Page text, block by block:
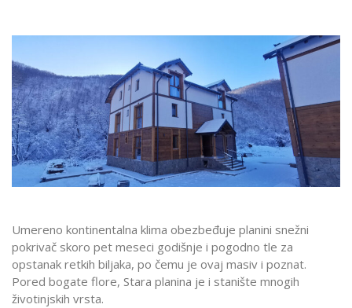
Umereno kontinentalna klima obezbeđuje planini snežni
pokrivač skoro pet meseci godišnje i pogodno tle za
opstanak retkih biljaka, po čemu je ovaj masiv i poznat.
Pored bogate flore, Stara planina je i stanište mnogih
životinjskih vrsta.